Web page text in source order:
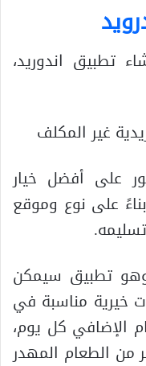
تطبيق اندوريد،
غير المكلف
على أفضل خيار
على نوع وموقع
وهو تطبيق سيمكن
خيرية مناسبة في
الإضافي كل يوم،
من الطعام المهدر